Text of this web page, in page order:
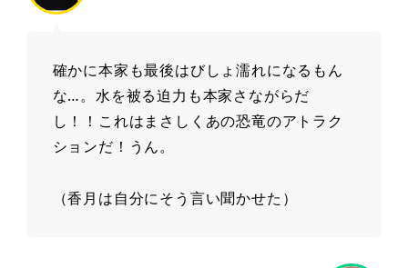
確かに本家も最後はびしょ濡れになるもん
な…。水を被る迫力も本家さながらだ
し！！これはまさしくあの恐竜のアトラク
ションだ！うん。
（香月は自分にそう言い聞かせた）